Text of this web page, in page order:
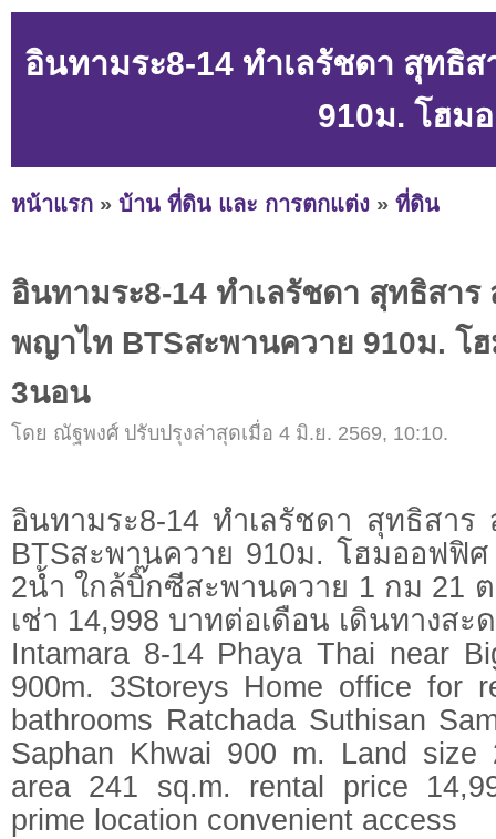
อินทามระ8-14 ทำเลรัชดา สุทธิ
910ม. โฮม
หน้าแรก » บ้าน ที่ดิน และ การตกแต่ง » ที่ดิน
อินทามระ8-14 ทำเลรัชดา สุทธิสาร
พญาไท BTSสะพานควาย 910ม. โ
3นอน
โดย ณัฐพงศ์ ปรับปรุงล่าสุดเมื่อ 4 มิ.ย. 2569, 10:10.
อินทามระ8-14 ทำเลรัชดา สุทธิสา
BTSสะพานควาย 910ม. โฮมออฟฟิ
2น้ำ ใกล้บิ๊กซีสะพานควาย 1 กม 21
เช่า 14,998 บาทต่อเดือน เดินทางสะ
Intamara 8-14 Phaya Thai near
900m. 3Storeys Home office for
bathrooms Ratchada Suthisan
Saphan Khwai 900 m. Land size
area 241 sq.m. rental price
prime location convenient access